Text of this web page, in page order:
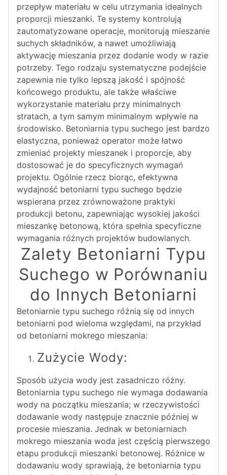
przepływ materiału w celu utrzymania idealnych
proporcji mieszanki. Te systemy kontrolują
zautomatyzowane operacje, monitorują mieszanie
suchych składników, a nawet umożliwiają
aktywację mieszania przez dodanie wody w razie
potrzeby. Tego rodzaju systematyczne podejście
zapewnia nie tylko lepszą jakość i spójność
końcowego produktu, ale także właściwe
wykorzystanie materiału przy minimalnych
stratach, a tym samym minimalnym wpływie na
środowisko. Betoniarnia typu suchego jest bardzo
elastyczna, ponieważ operator może łatwo
zmieniać projekty mieszanek i proporcje, aby
dostosować je do specyficznych wymagań
projektu. Ogólnie rzecz biorąc, efektywna
wydajność betoniarni typu suchego będzie
wspierana przez zrównoważone praktyki
produkcji betonu, zapewniając wysokiej jakości
mieszankę betonową, która spełnia specyficzne
wymagania różnych projektów budowlanych.
Zalety Betoniarni Typu
Suchego w Porównaniu
do Innych Betoniarni
Betoniarnie typu suchego różnią się od innych
betoniarni pod wieloma względami, na przykład
od betoniarni mokrego mieszania:
Zużycie Wody:
Sposób użycia wody jest zasadniczo różny.
Betoniarnia typu suchego nie wymaga dodawania
wody na początku mieszania; w rzeczywistości
dodawanie wody następuje znacznie później w
procesie mieszania. Jednak w betoniarniach
mokrego mieszania woda jest częścią pierwszego
etapu produkcji mieszanki betonowej. Różnice w
dodawaniu wody sprawiają, że betoniarnia typu